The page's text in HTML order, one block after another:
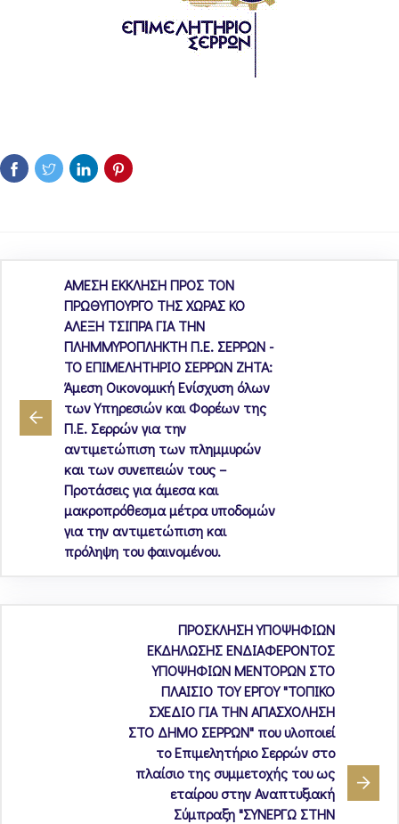
ΑΜΕΣΗ ΕΚΚΛΗΣΗ ΠΡΟΣ ΤΟΝ
ΠΡΩΘΥΠΟΥΡΓΟ ΤΗΣ ΧΩΡΑΣ ΚΟ
ΑΛΕΞΗ ΤΣΙΠΡΑ ΓΙΑ ΤΗΝ
ΠΛΗΜΜΥΡΟΠΛΗΚΤΗ Π.Ε. ΣΕΡΡΩΝ -
ΤΟ ΕΠΙΜΕΛΗΤΗΡΙΟ ΣΕΡΡΩΝ ΖΗΤΑ:
Άμεση Οικονομική Ενίσχυση όλων
των Υπηρεσιών και Φορέων της
Π.Ε. Σερρών για την
αντιμετώπιση των πλημμυρών
και των συνεπειών τους –
Προτάσεις για άμεσα και
μακροπρόθεσμα μέτρα υποδομών
για την αντιμετώπιση και
πρόληψη του φαινομένου.
ΠΡΟΣΚΛΗΣΗ ΥΠΟΨΗΦΙΩΝ
ΕΚΔΗΛΩΣΗΣ ΕΝΔΙΑΦΕΡΟΝΤΟΣ
ΥΠΟΨΗΦΙΩΝ ΜΕΝΤΟΡΩΝ ΣΤΟ
ΠΛΑΙΣΙΟ ΤΟΥ ΕΡΓΟΥ "ΤΟΠΙΚΟ
ΣΧΕΔΙΟ ΓΙΑ ΤΗΝ ΑΠΑΣΧΟΛΗΣΗ
ΣΤΟ ΔΗΜΟ ΣΕΡΡΩΝ" που υλοποιεί
το Επιμελητήριο Σερρών στο
πλαίσιο της συμμετοχής του ως
εταίρου στην Αναπτυξιακή
Σύμπραξη "ΣΥΝΕΡΓΩ ΣΤΗΝ